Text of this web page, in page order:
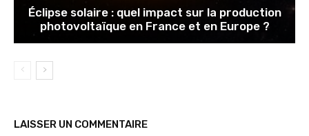
Éclipse solaire : quel impact sur la production
photovoltaïque en France et en Europe ?
LAISSER UN COMMENTAIRE